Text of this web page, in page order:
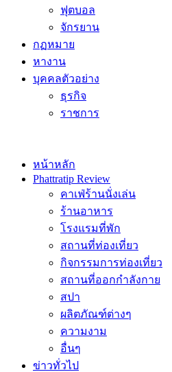
ฟุตบอล
จักรยาน
กฏหมาย
หางาน
บุคคลตัวอย่าง
ธุรกิจ
ราชการ
หน้าหลัก
Phattratip Review
คาเฟ่ร้านนั่งเล่น
ร้านอาหาร
โรงแรมที่พัก
สถานที่ท่องเที่ยว
กิจกรรมการท่องเที่ยว
สถานที่ออกกำลังกาย
สปา
ผลิตภัณฑ์ต่างๆ
ความงาม
อื่นๆ
ข่าวทั่วไป